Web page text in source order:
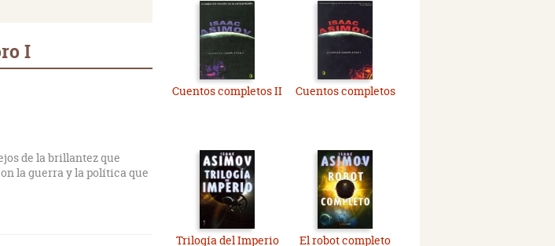
I
de la brillantez que
la guerra y la política que
Cuentos completos II Cuentos completos
Trilogía del Imperio El robot completo